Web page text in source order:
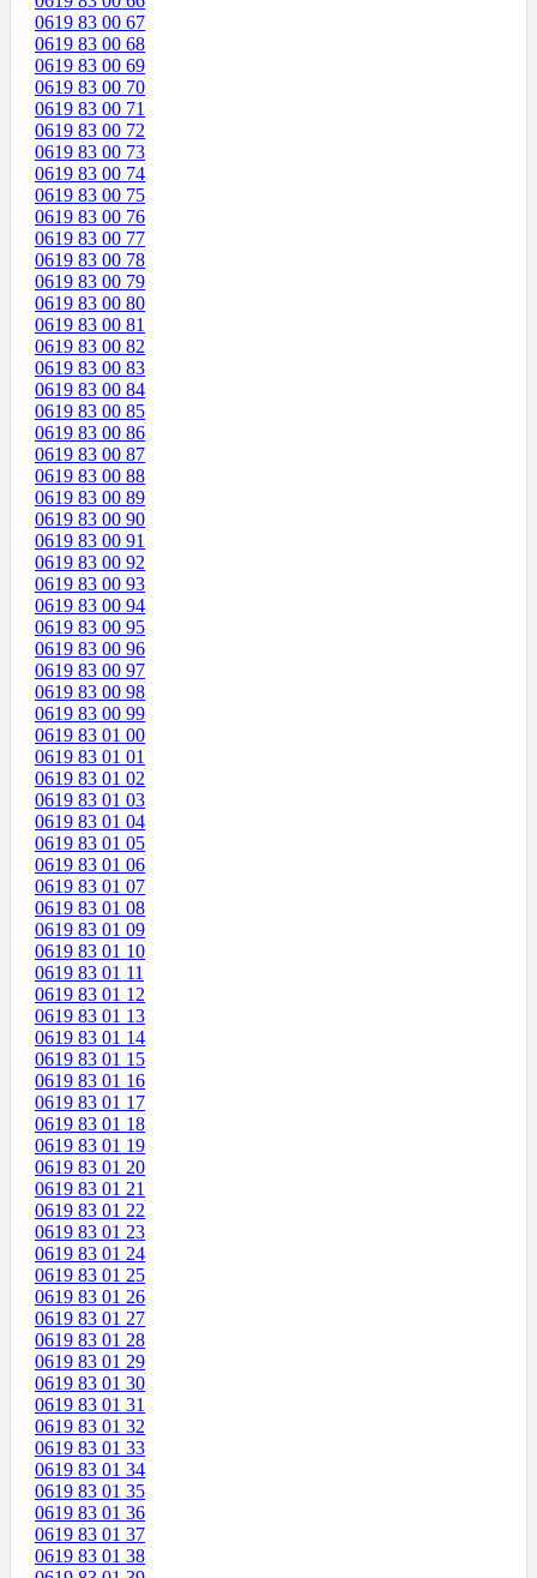
0619 83 00 67
0619 83 00 68
0619 83 00 69
0619 83 00 70
0619 83 00 71
0619 83 00 72
0619 83 00 73
0619 83 00 74
0619 83 00 75
0619 83 00 76
0619 83 00 77
0619 83 00 78
0619 83 00 79
0619 83 00 80
0619 83 00 81
0619 83 00 82
0619 83 00 83
0619 83 00 84
0619 83 00 85
0619 83 00 86
0619 83 00 87
0619 83 00 88
0619 83 00 89
0619 83 00 90
0619 83 00 91
0619 83 00 92
0619 83 00 93
0619 83 00 94
0619 83 00 95
0619 83 00 96
0619 83 00 97
0619 83 00 98
0619 83 00 99
0619 83 01 00
0619 83 01 01
0619 83 01 02
0619 83 01 03
0619 83 01 04
0619 83 01 05
0619 83 01 06
0619 83 01 07
0619 83 01 08
0619 83 01 09
0619 83 01 10
0619 83 01 11
0619 83 01 12
0619 83 01 13
0619 83 01 14
0619 83 01 15
0619 83 01 16
0619 83 01 17
0619 83 01 18
0619 83 01 19
0619 83 01 20
0619 83 01 21
0619 83 01 22
0619 83 01 23
0619 83 01 24
0619 83 01 25
0619 83 01 26
0619 83 01 27
0619 83 01 28
0619 83 01 29
0619 83 01 30
0619 83 01 31
0619 83 01 32
0619 83 01 33
0619 83 01 34
0619 83 01 35
0619 83 01 36
0619 83 01 37
0619 83 01 38